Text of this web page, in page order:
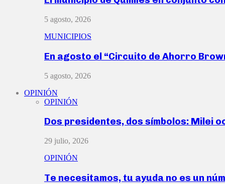
5 agosto, 2026
MUNICIPIOS
En agosto el “Circuito de Ahorro
5 agosto, 2026
OPINIÓN
OPINIÓN
Dos presidentes, dos símbolos: Milei
29 julio, 2026
OPINIÓN
Te necesitamos, tu ayuda no es un